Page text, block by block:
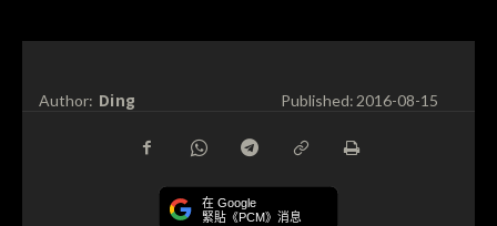
Author: Ding Published:2016-08-15
在 Google
緊貼《PCM》消息